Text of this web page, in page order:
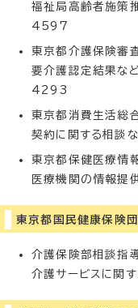
福祉局高齢者施
4597
東京都介護保険審
要介護認定結果
4293
東京都消費生活総
契約に関する相
東京都保健医療情
医療機関の情報
東京都国民健康保険
介護保険部相談指
介護サービスに